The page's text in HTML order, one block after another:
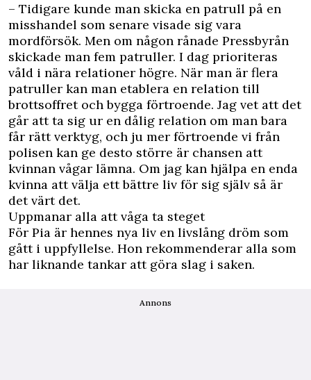
– Tidigare kunde man skicka en patrull på en
misshandel som senare visade sig vara
mordförsök. Men om någon rånade Pressbyrån
skickade man fem patruller. I dag prioriteras
våld i nära relationer högre. När man är flera
patruller kan man etablera en relation till
brottsoffret och bygga förtroende. Jag vet att det
går att ta sig ur en dålig relation om man bara
får rätt verktyg, och ju mer förtroende vi från
polisen kan ge desto större är chansen att
kvinnan vågar lämna. Om jag kan hjälpa en enda
kvinna att välja ett bättre liv för sig själv så är
det värt det.
Uppmanar alla att våga ta steget
För Pia är hennes nya liv en livslång dröm som
gått i uppfyllelse. Hon rekommenderar alla som
har liknande tankar att göra slag i saken.
Annons